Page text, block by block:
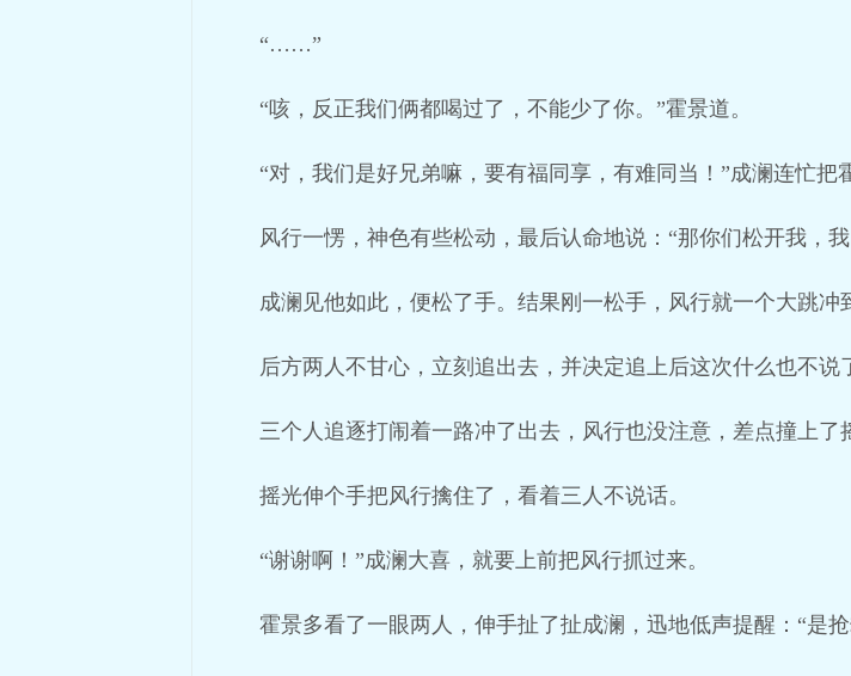
“……”
“咳，反正我们俩都喝过了，不能少了你。”霍景道。
“对，我们是好兄弟嘛，要有福同享，有难同当！”成澜连忙把
风行一愣，神色有些松动，最后认命地说：“那你们松开我，
成澜见他如此，便松了手。结果刚一松手，风行就一个大跳冲
后方两人不甘心，立刻追出去，并决定追上后这次什么也不说
三个人追逐打闹着一路冲了出去，风行也没注意，差点撞上了
摇光伸个手把风行擒住了，看着三人不说话。
“谢谢啊！”成澜大喜，就要上前把风行抓过来。
霍景多看了一眼两人，伸手扯了扯成澜，迅地低声提醒：“是